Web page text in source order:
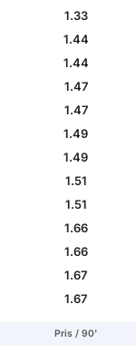
1.33
1.44
1.44
1.47
1.47
1.49
1.49
1.51
1.51
1.66
1.66
1.67
1.67
Pris / 90'